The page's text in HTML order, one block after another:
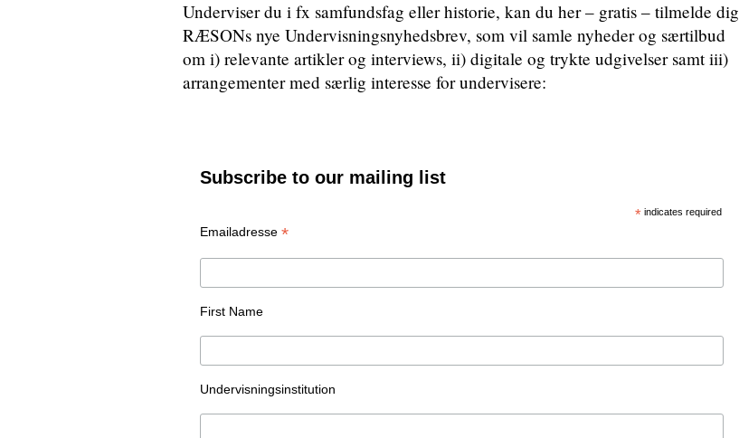
Underviser du i fx samfundsfag eller historie, kan du her – gratis – tilmelde dig
RÆSONs nye Undervisningsnyhedsbrev, som vil samle nyheder og særtilbud
om i) relevante artikler og interviews, ii) digitale og trykte udgivelser samt iii)
arrangementer med særlig interesse for undervisere:
Subscribe to our mailing list
*indicates required
Emailadresse *
First Name
Undervisningsinstitution